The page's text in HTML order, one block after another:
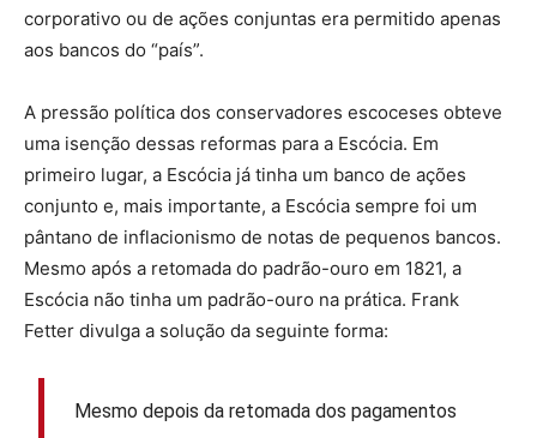
corporativo ou de ações conjuntas era permitido apenas
aos bancos do “país”.
A pressão política dos conservadores escoceses obteve
uma isenção dessas reformas para a Escócia. Em
primeiro lugar, a Escócia já tinha um banco de ações
conjunto e, mais importante, a Escócia sempre foi um
pântano de inflacionismo de notas de pequenos bancos.
Mesmo após a retomada do padrão-ouro em 1821, a
Escócia não tinha um padrão-ouro na prática. Frank
Fetter divulga a solução da seguinte forma:
Mesmo depois da retomada dos pagamentos